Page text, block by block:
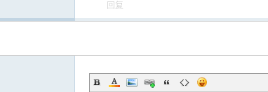
回复